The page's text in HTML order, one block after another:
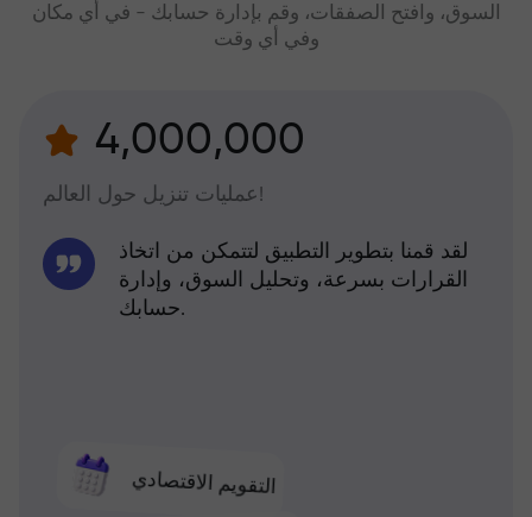
السوق، وافتح الصفقات، وقم بإدارة حسابك - في أي مكان
وفي أي وقت
4,000,000
عمليات تنزيل حول العالم!
التقويم الاقتصادي
لقد قمنا بتطوير التطبيق لتتمكن من اتخاذ
القرارات بسرعة، وتحليل السوق، وإدارة
حسابك.